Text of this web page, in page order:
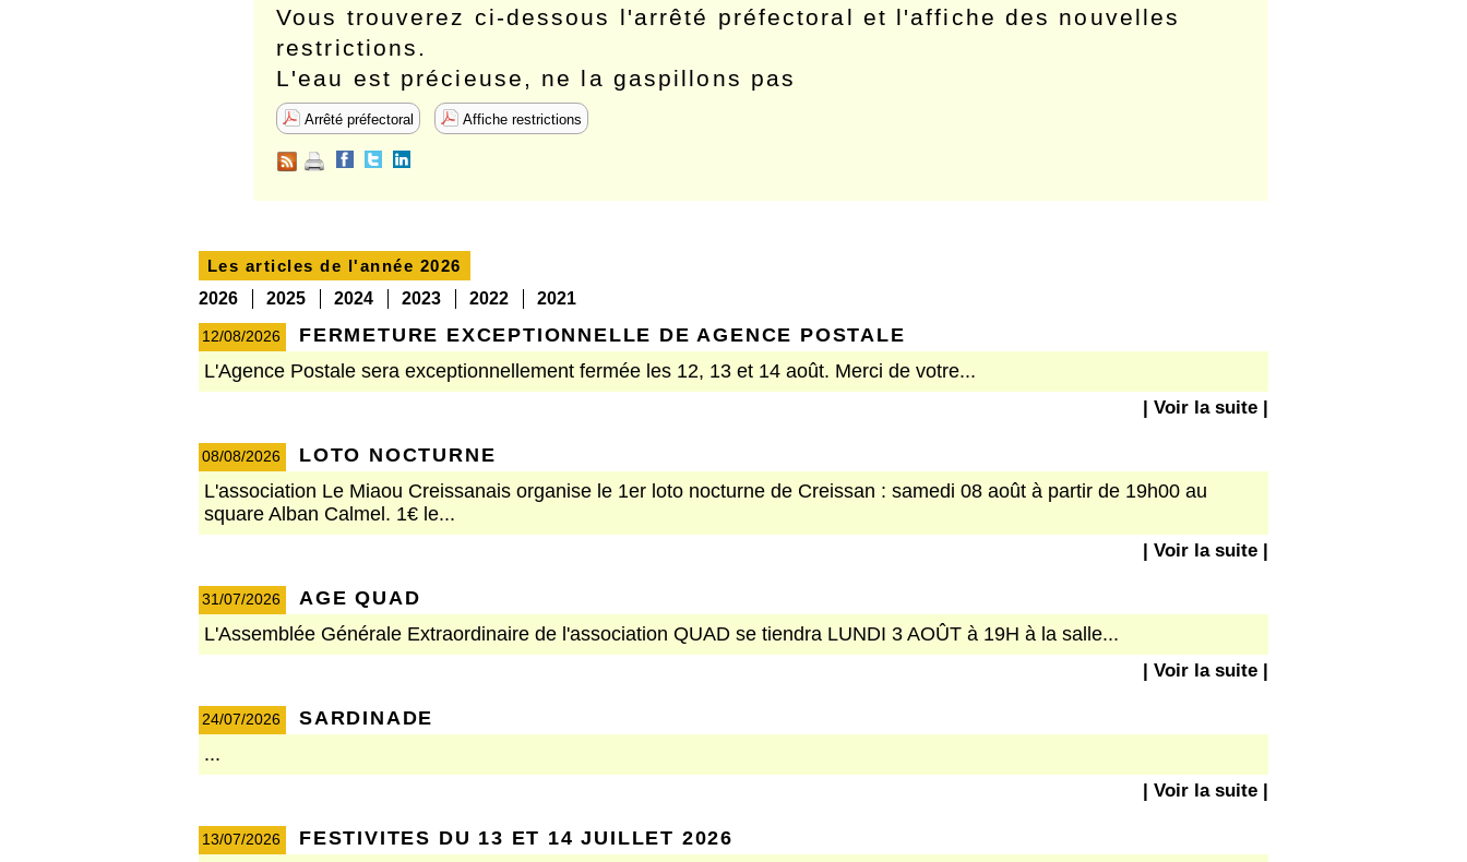
Vous trouverez ci-dessous l'arrêté préfectoral et l'affiche des nouvelles
restrictions.
L'eau est précieuse, ne la gaspillons pas
Arrêté préfectoral Affiche restrictions
Les articles de l'année 2026
2026
2025 2024 2023 2022 2021
12/08/2026
FERMETURE EXCEPTIONNELLE DE AGENCE POSTALE
L'Agence Postale sera exceptionnellement fermée les 12, 13 et 14 août. Merci de votre...
| Voir la suite |
08/08/2026
LOTO NOCTURNE
L'association Le Miaou Creissanais organise le 1er loto nocturne de Creissan : samedi 08 août à partir de 19h00 au
square Alban Calmel. 1€ le...
| Voir la suite |
31/07/2026
AGE QUAD
L'Assemblée Générale Extraordinaire de l'association QUAD se tiendra LUNDI 3 AOÛT à 19H à la salle...
| Voir la suite |
24/07/2026
SARDINADE
...
| Voir la suite |
13/07/2026 FESTIVITES DU 13 ET 14 JUILLET 2026